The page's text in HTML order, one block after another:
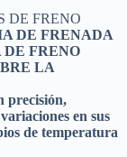
DE FRENO
DE FRENADA
FRENO
LA
precisión,
en sus
de temperatura